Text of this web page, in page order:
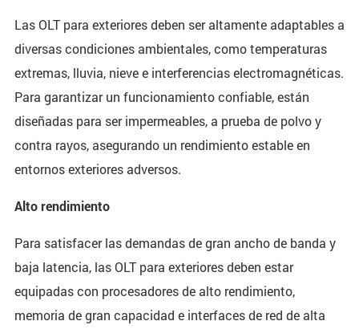
Las OLT para exteriores deben ser altamente adaptables a
diversas condiciones ambientales, como temperaturas
extremas, lluvia, nieve e interferencias electromagnéticas.
Para garantizar un funcionamiento confiable, están
diseñadas para ser impermeables, a prueba de polvo y
contra rayos, asegurando un rendimiento estable en
entornos exteriores adversos.
Alto rendimiento
Para satisfacer las demandas de gran ancho de banda y
baja latencia, las OLT para exteriores deben estar
equipadas con procesadores de alto rendimiento,
memoria de gran capacidad e interfaces de red de alta